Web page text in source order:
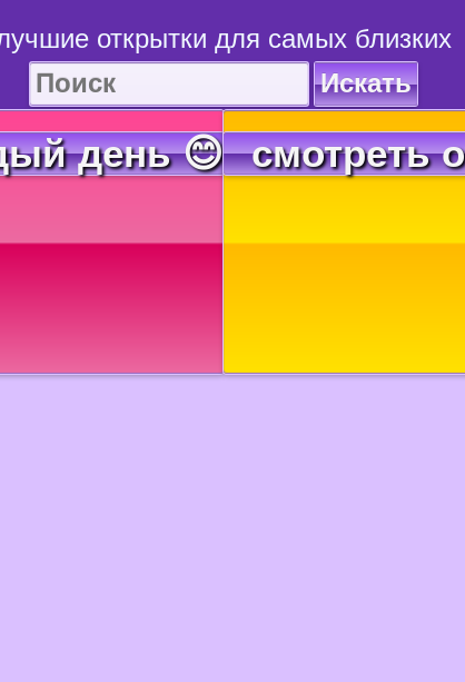
открытки для самых близких
Искать
день 😊 смотреть